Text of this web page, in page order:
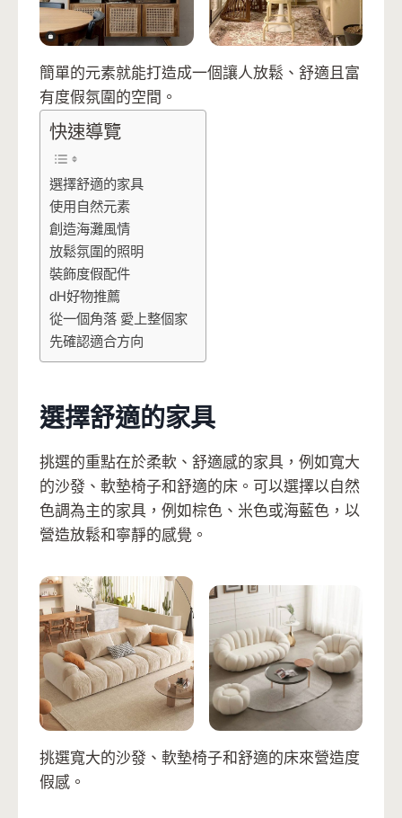
簡單的元素就能打造成一個讓人放鬆、舒適且富
有度假氛圍的空間。
快速導覽
選擇舒適的家具
使用自然元素
創造海灘風情
放鬆氛圍的照明
裝飾度假配件
dH好物推薦
從一個角落 愛上整個家
先確認適合方向
選擇舒適的家具
挑選的重點在於柔軟、舒適感的家具，例如寬大
的沙發、軟墊椅子和舒適的床。可以選擇以自然
色調為主的家具，例如棕色、米色或海藍色，以
營造放鬆和寧靜的感覺。
挑選寬大的沙發、軟墊椅子和舒適的床來營造度
假感。